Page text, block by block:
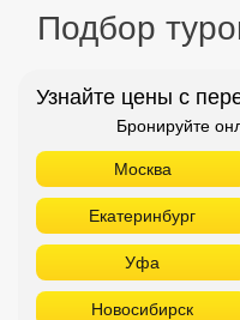
Подбор
Узнайте цены с
Бронируйте
Москва
Екатеринбург
Уфа
Новосибирск